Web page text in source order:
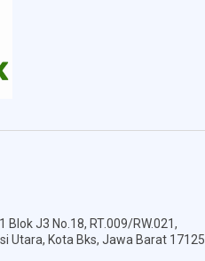
J3 No.18, RT.009/RW.021,
Utara, Kota Bks, Jawa Barat 17125